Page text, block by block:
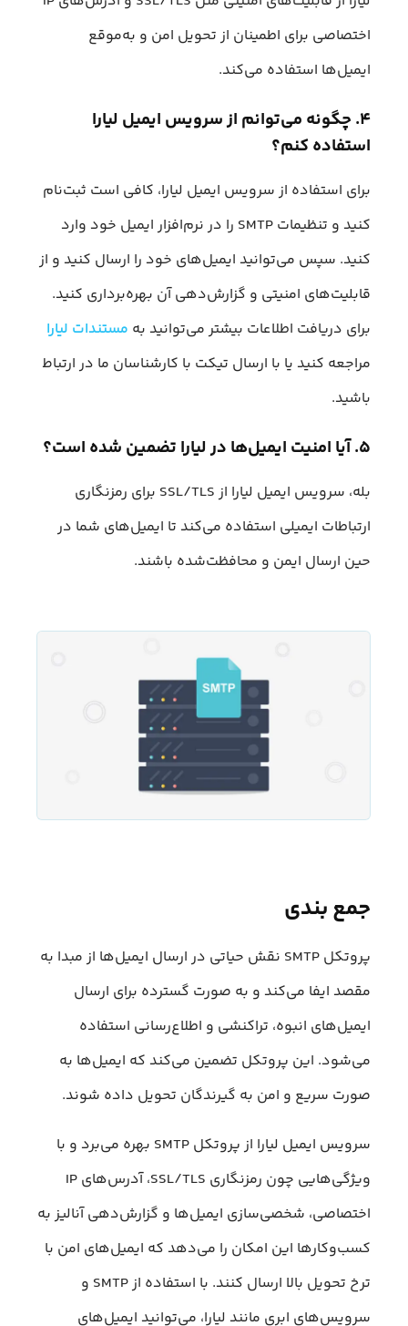
اختصاصی برای اطمینان از تحویل امن و به‌موقع
ایمیل‌ها استفاده می‌کند.
۴. چگونه می‌توانم از سرویس ایمیل لیارا
استفاده کنم؟
برای استفاده از سرویس ایمیل لیارا، کافی است ثبت‌نام
کنید و تنظیمات SMTP را در نرم‌افزار ایمیل خود وارد
کنید. سپس می‌توانید ایمیل‌های خود را ارسال کنید و از
قابلیت‌های امنیتی و گزارش‌دهی آن بهره‌برداری کنید.
برای دریافت اطلاعات بیشتر می‌توانید به مستندات لیارا
مراجعه کنید یا با ارسال تیکت با کارشناسان ما در ارتباط
باشید.
۵. آیا امنیت ایمیل‌ها در لیارا تضمین شده است؟
بله، سرویس ایمیل لیارا از SSL/TLS برای رمزنگاری
ارتباطات ایمیلی استفاده می‌کند تا ایمیل‌های شما در
حین ارسال ایمن و محافظت‌شده باشند.
جمع بندی
پروتکل SMTP نقش حیاتی در ارسال ایمیل‌ها از مبدا به
مقصد ایفا می‌کند و به صورت گسترده برای ارسال
ایمیل‌های انبوه، تراکنشی و اطلاع‌رسانی استفاده
می‌شود. این پروتکل تضمین می‌کند که ایمیل‌ها به
صورت سریع و امن به گیرندگان تحویل داده شوند.
سرویس ایمیل لیارا از پروتکل SMTP بهره‌ می‌برد و با
ویژگی‌هایی چون رمزنگاری SSL/TLS، آدرس‌های IP
اختصاصی، شخصی‌سازی ایمیل‌ها و گزارش‌دهی آنالیز به
کسب‌وکارها این امکان را می‌دهد که ایمیل‌های امن با
ترخ تحویل بالا ارسال کنند. با استفاده از SMTP و
سرویس‌های ابری مانند لیارا، می‌توانید ایمیل‌های